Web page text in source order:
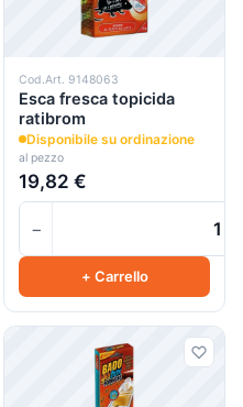
Cod.Art. 9148063
Esca fresca topicida
ratibrom
Disponibile su ordinazione
al pezzo
19,82 €
−
+ Carrello